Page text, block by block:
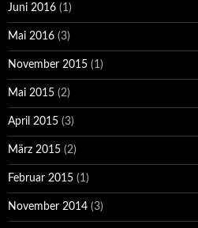
Juni 2016 (1)
Mai 2016 (3)
November 2015 (1)
Mai 2015 (2)
April 2015 (3)
März 2015 (2)
Februar 2015 (1)
November 2014 (3)